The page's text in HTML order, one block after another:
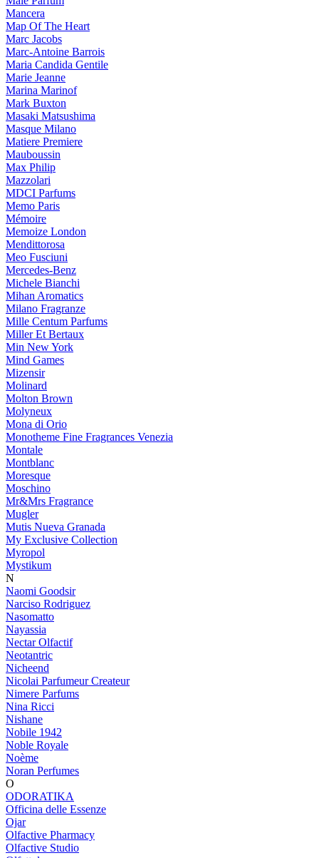
Mancera
Map Of The Heart
Marc Jacobs
Marc-Antoine Barrois
Maria Candida Gentile
Marie Jeanne
Marina Marinof
Mark Buxton
Masaki Matsushima
Masque Milano
Matiere Premiere
Mauboussin
Max Philip
Mazzolari
MDCI Parfums
Memo Paris
Mémoire
Memoize London
Mendittorosa
Meo Fusciuni
Mercedes-Benz
Michele Bianchi
Mihan Aromatics
Milano Fragranze
Mille Centum Parfums
Miller Et Bertaux
Min New York
Mind Games
Mizensir
Molinard
Molton Brown
Molyneux
Mona di Orio
Monotheme Fine Fragrances Venezia
Montale
Montblanc
Moresque
Moschino
Mr&Mrs Fragrance
Mugler
Mutis Nueva Granada
My Exclusive Collection
Myropol
Mystikum
N
Naomi Goodsir
Narciso Rodriguez
Nasomatto
Nayassia
Nectar Olfactif
Neotantric
Nicheend
Nicolai Parfumeur Createur
Nimere Parfums
Nina Ricci
Nishane
Nobile 1942
Noble Royale
Noème
Noran Perfumes
O
ODORATIKA
Officina delle Essenze
Ojar
Olfactive Pharmacy
Olfactive Studio